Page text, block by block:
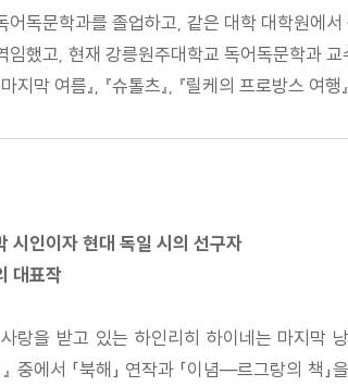
어독문학과를 졸업하고, 같은 대학 대학원에
임했고, 현재 강릉원주대학교 독어독문학과 교
지막 여름』, 『슈톨츠』, 『릴케의 프로방스 여
시인이자 현대 독일 시의 선구자
대표작
랑을 받고 있는 하인리히 하이네는 마지막
중에서 「북해」 연작과 「이념―르그랑의